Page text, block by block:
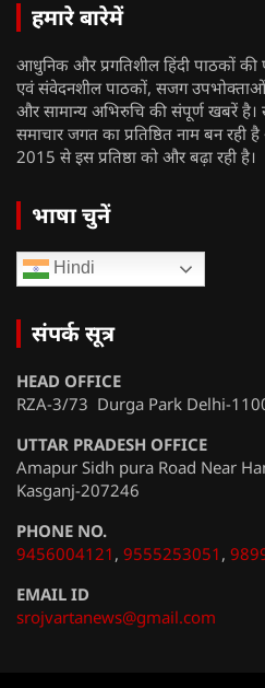
हमारे बारेमें
आधुनिक और प्रगतिशील हिंदी पाठकों की
एवं संवेदनशील पाठकों, सजग उपभोक्ताओं
और सामान्य अभिरुचि की संपूर्ण खबरें है।
समाचार जगत का प्रतिष्ठित नाम बन रही है
2015 से इस प्रतिष्ठा को और बढ़ा रही है।
भाषा चुनें
Hindi
संपर्क सूत्र
HEAD OFFICE
RZA-3/73 Durga Park Delhi-
UTTAR PRADESH OFFICE
Amapur Sidh pura Road Near
Kasganj-207246
PHONE NO.
9456004121 , 9555253051 ,
EMAIL ID
srojvartanews@gmail.com